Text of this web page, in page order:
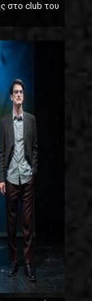
στο club του